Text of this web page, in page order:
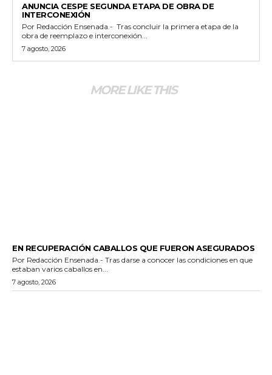
ANUNCIA CESPE SEGUNDA ETAPA DE OBRA DE
INTERCONEXIÓN
Por Redacción Ensenada.- Tras concluir la primera etapa de la
obra de reemplazo e interconexión...
7 agosto, 2026
MORE LIKE THIS
EN RECUPERACIÓN CABALLOS QUE FUERON ASEGURADOS
Por Redacción Ensenada.- Tras darse a conocer las condiciones en que
estaban varios caballos en...
7 agosto, 2026